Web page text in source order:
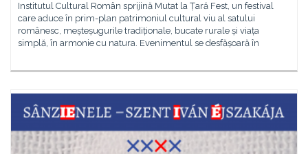
Institutul Cultural Român sprijină Mutat la Țară Fest, un festival
care aduce în prim-plan patrimoniul cultural viu al satului
românesc, meșteșugurile tradiționale, bucate rurale și viața
simplă, în armonie cu natura. Evenimentul se desfășoară în